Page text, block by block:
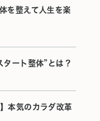
を整えて人生を楽
タート整体”とは？
本気のカラダ改革